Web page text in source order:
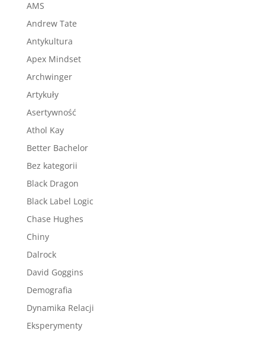
AMS
Andrew Tate
Antykultura
Apex Mindset
Archwinger
Artykuły
Asertywność
Athol Kay
Better Bachelor
Bez kategorii
Black Dragon
Black Label Logic
Chase Hughes
Chiny
Dalrock
David Goggins
Demografia
Dynamika Relacji
Eksperymenty